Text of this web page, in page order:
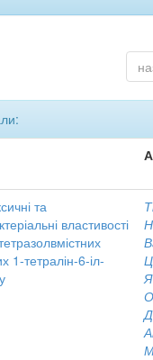
та
властивості
1-тетралін-6-іл-